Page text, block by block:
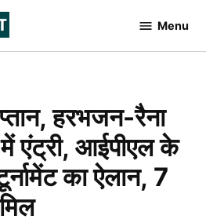
Cricket
Menu
हरभजन-रैना
में एंट्री, आईपीएल के
का ऐलान, 7